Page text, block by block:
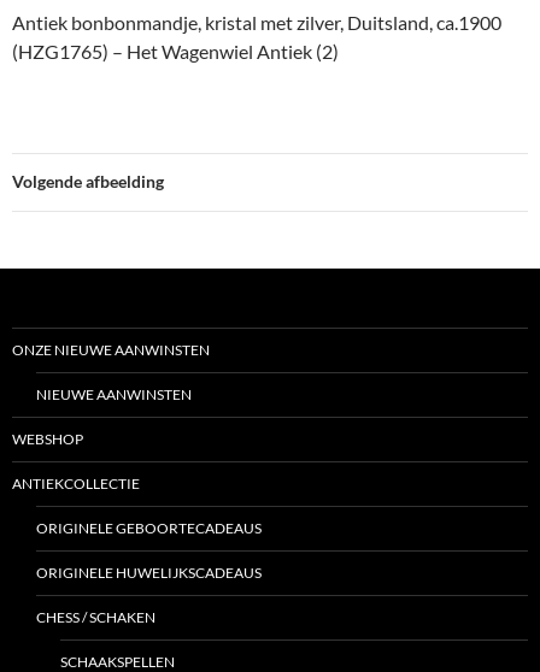
Antiek bonbonmandje, kristal met zilver, Duitsland, ca.1900
(HZG1765) – Het Wagenwiel Antiek (2)
Volgende afbeelding
ONZE NIEUWE AANWINSTEN
NIEUWE AANWINSTEN
WEBSHOP
ANTIEKCOLLECTIE
ORIGINELE GEBOORTECADEAUS
ORIGINELE HUWELIJKSCADEAUS
CHESS / SCHAKEN
SCHAAKSPELLEN